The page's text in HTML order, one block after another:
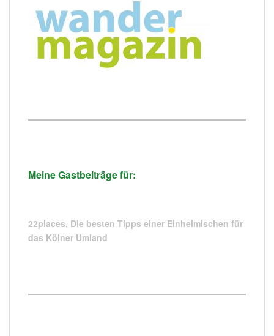
Meine Gastbeiträge für:
22places, Die besten Tipps einer Einheimischen für
das Kölner Umland